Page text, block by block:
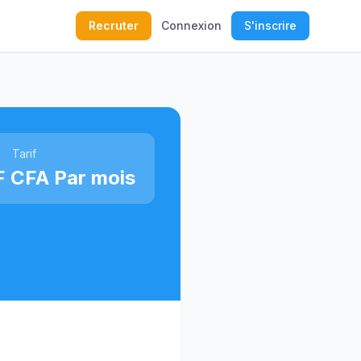
Recruter Connexion S'inscrire
Tarif
CFA Par mois